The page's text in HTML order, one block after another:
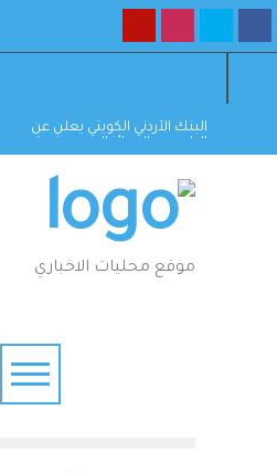
البنك الأردني الكويتي يعلن عن
لبرنامج حساب التوفير – الجوائز
موقع محليات الاخباري